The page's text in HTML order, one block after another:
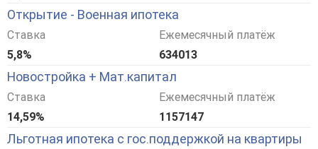
Открытие - Военная ипотека
Ставка
5,8%
Ежемесячный платёж
634013
Новостройка + Мат.капитал
Ставка
14,59%
Ежемесячный платёж
1157147
Льготная ипотека с гос.поддержкой на квартиры